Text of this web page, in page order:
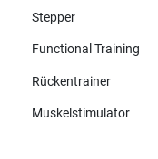
Stepper
Functional Training
Rückentrainer
Muskelstimulator